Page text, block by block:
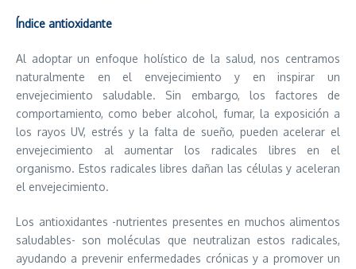
Índice antioxidante
Al adoptar un enfoque holístico de la salud, nos centramos
naturalmente en el envejecimiento y en inspirar un
envejecimiento saludable. Sin embargo, los factores de
comportamiento, como beber alcohol, fumar, la exposición a
los rayos UV, estrés y la falta de sueño, pueden acelerar el
envejecimiento al aumentar los radicales libres en el
organismo. Estos radicales libres dañan las células y aceleran
el envejecimiento.
Los antioxidantes -nutrientes presentes en muchos alimentos
saludables- son moléculas que neutralizan estos radicales,
ayudando a prevenir enfermedades crónicas y a promover un